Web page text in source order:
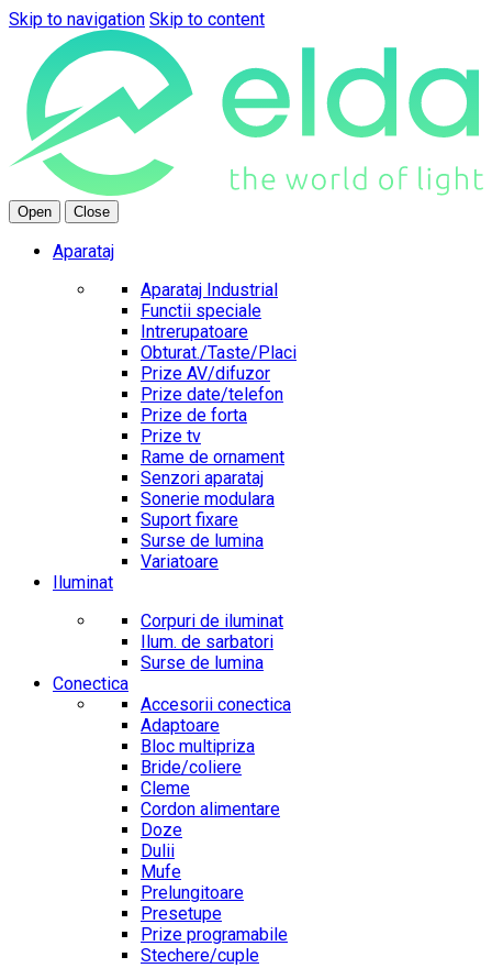
Skip to navigation Skip to content
Open Close
Aparataj
Aparataj Industrial
Functii speciale
Intrerupatoare
Obturat./Taste/Placi
Prize AV/difuzor
Prize date/telefon
Prize de forta
Prize tv
Rame de ornament
Senzori aparataj
Sonerie modulara
Suport fixare
Surse de lumina
Variatoare
Iluminat
Corpuri de iluminat
Ilum. de sarbatori
Surse de lumina
Conectica
Accesorii conectica
Adaptoare
Bloc multipriza
Bride/coliere
Cleme
Cordon alimentare
Doze
Dulii
Mufe
Prelungitoare
Presetupe
Prize programabile
Stechere/cuple